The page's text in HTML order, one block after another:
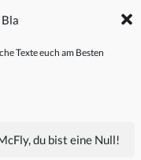
Texte euch am Besten
du bist eine Null!